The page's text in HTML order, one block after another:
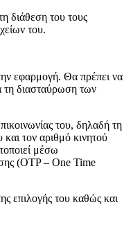
διάθεση του τους
του.
εφαρμογή. Θα πρέπει να
τη διασταύρωση των
του, δηλαδή τη
τον αριθμό κινητού
μέσω
(OTP – One Time
επιλογής του καθώς και